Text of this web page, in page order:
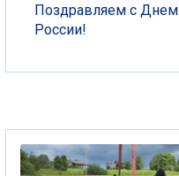
Поздравляем с Днем
России!